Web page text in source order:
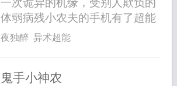
一次诡异的机缘，受别人欺负的
体弱病残小农夫的手机有了超能
力，QQ...
夜独醉 异术超能
鬼手小神农